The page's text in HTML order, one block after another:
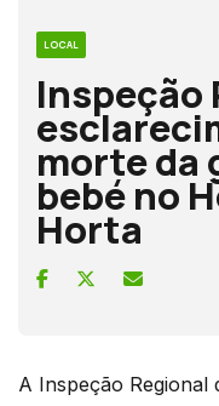
LOCAL
Inspeção
morte da
bebé no
Horta
A Inspeção Regional